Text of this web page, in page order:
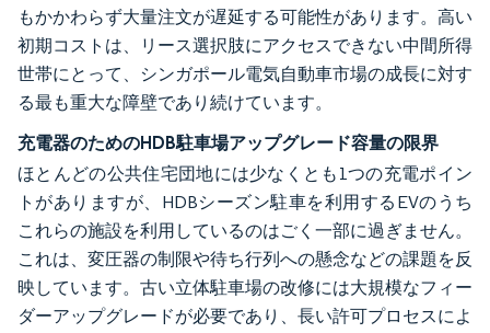
もかかわらず大量注文が遅延する可能性があります。高い
初期コストは、リース選択肢にアクセスできない中間所得
世帯にとって、シンガポール電気自動車市場の成長に対す
る最も重大な障壁であり続けています。
充電器のためのHDB駐車場アップグレード容量の限界
ほとんどの公共住宅団地には少なくとも1つの充電ポイン
トがありますが、HDBシーズン駐車を利用するEVのうち
これらの施設を利用しているのはごく一部に過ぎません。
これは、変圧器の制限や待ち行列への懸念などの課題を反
映しています。古い立体駐車場の改修には大規模なフィー
ダーアップグレードが必要であり、長い許可プロセスによ